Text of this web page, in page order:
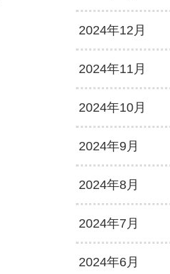
2024年12月
2024年11月
2024年10月
2024年9月
2024年8月
2024年7月
2024年6月